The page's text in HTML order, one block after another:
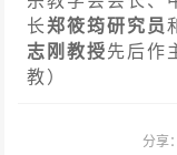
长郑筱筠研究员
志刚教授先后作
教）
分享：